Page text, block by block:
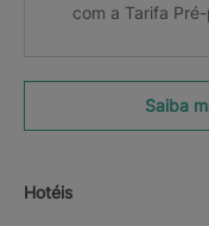
com a Tarifa
Saiba
Hotéis